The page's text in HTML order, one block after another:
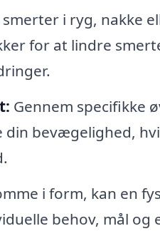
i ryg, nakke
for at lindre
Gennem specifikke
bevægelighed,
i form, kan en
behov, mål og